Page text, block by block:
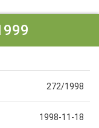
272/1998
1998-11-18